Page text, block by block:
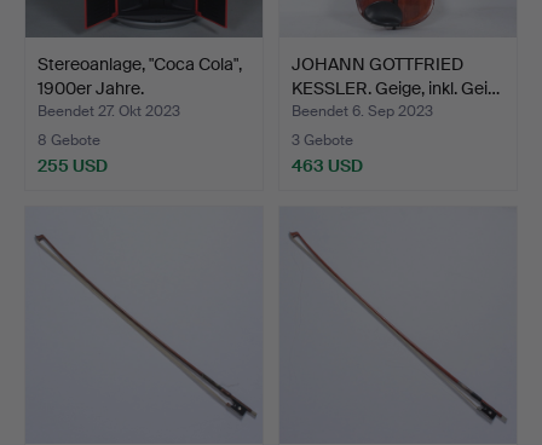
Stereoanlage, "Coca Cola",
1900er Jahre.
Beendet 27. Okt 2023
8 Gebote
255 USD
JOHANN GOTTFRIED
KESSLER. Geige, inkl. Gei…
Beendet 6. Sep 2023
3 Gebote
463 USD